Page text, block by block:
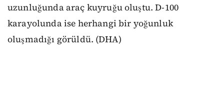
uzunluğunda araç kuyruğu oluştu. D-100
karayolunda ise herhangi bir yoğunluk
oluşmadığı görüldü. (DHA)